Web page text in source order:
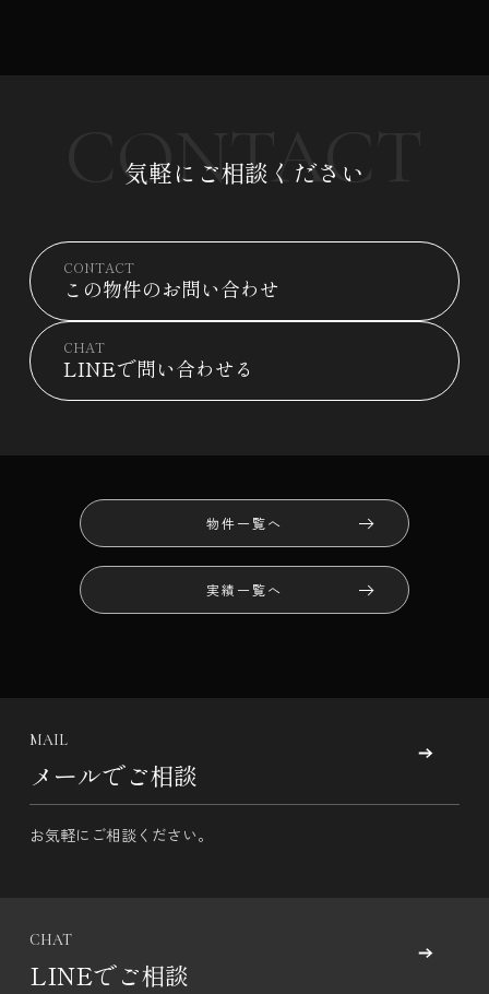
CONTACT
気軽にご相談ください
CONTACT
この物件のお問い合わせ
CHAT
LINEで問い合わせる
物件一覧へ
実績一覧へ
MAIL
メールでご相談
お気軽にご相談ください。
CHAT
LINEでご相談